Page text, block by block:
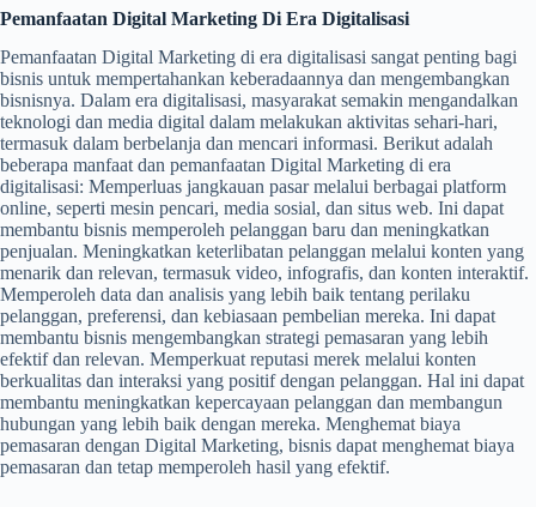
Pemanfaatan Digital Marketing Di Era Digitalisasi
Pemanfaatan Digital Marketing di era digitalisasi sangat penting bagi
bisnis untuk mempertahankan keberadaannya dan mengembangkan
bisnisnya. Dalam era digitalisasi, masyarakat semakin mengandalkan
teknologi dan media digital dalam melakukan aktivitas sehari-hari,
termasuk dalam berbelanja dan mencari informasi. Berikut adalah
beberapa manfaat dan pemanfaatan Digital Marketing di era
digitalisasi: Memperluas jangkauan pasar melalui berbagai platform
online, seperti mesin pencari, media sosial, dan situs web. Ini dapat
membantu bisnis memperoleh pelanggan baru dan meningkatkan
penjualan. Meningkatkan keterlibatan pelanggan melalui konten yang
menarik dan relevan, termasuk video, infografis, dan konten interaktif.
Memperoleh data dan analisis yang lebih baik tentang perilaku
pelanggan, preferensi, dan kebiasaan pembelian mereka. Ini dapat
membantu bisnis mengembangkan strategi pemasaran yang lebih
efektif dan relevan. Memperkuat reputasi merek melalui konten
berkualitas dan interaksi yang positif dengan pelanggan. Hal ini dapat
membantu meningkatkan kepercayaan pelanggan dan membangun
hubungan yang lebih baik dengan mereka. Menghemat biaya
pemasaran dengan Digital Marketing, bisnis dapat menghemat biaya
pemasaran dan tetap memperoleh hasil yang efektif.